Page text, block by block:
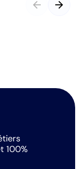
arrow_back arrow_forward
100%